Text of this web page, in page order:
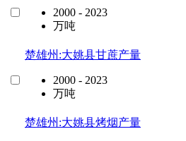
2000 - 2023
万吨
楚雄州:大姚县甘蔗产量
2000 - 2023
万吨
楚雄州:大姚县烤烟产量